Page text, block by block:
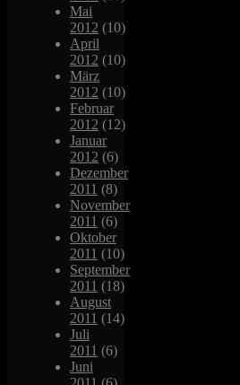
Mai
2012 (10)
April
2012 (10)
März
2012 (10)
Februar
2012 (12)
Januar
2012 (6)
Dezember
2011 (8)
November
2011 (6)
Oktober
2011 (10)
September
2011 (18)
August
2011 (14)
Juli
2011 (6)
Juni